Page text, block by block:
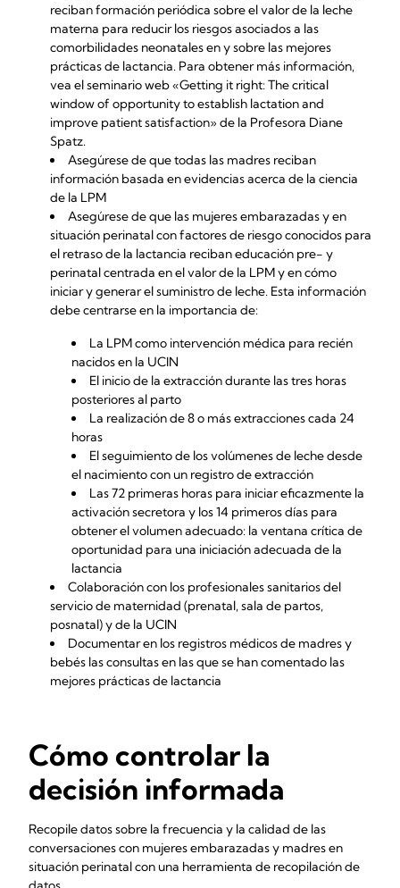
reciban formación periódica sobre el valor de la leche
materna para reducir los riesgos asociados a las
comorbilidades neonatales en y sobre las mejores
prácticas de lactancia. Para obtener más información,
vea el seminario web«Getting it right: The critical
window of opportunity to establish lactation and
improve patient satisfaction»de la Profesora Diane
Spatz.
Asegúrese de que todas las madres reciban
información basada en evidencias acerca de la ciencia
de la LPM
Asegúrese de que las mujeres embarazadas y en
situación perinatal confactores de riesgo conocidos para
el retraso de la lactancia reciban educación pre- y
perinatal centrada en el valor de la LPM y en cómo
iniciar y generar el suministro de leche. Esta información
debe centrarse en la importancia de:
La LPM como intervención médica para recién
nacidos en la UCIN
El inicio de la extracción durante las tres horas
posteriores al parto
La realización de 8 o más extracciones cada 24
horas
El seguimiento de los volúmenes de leche desde
el nacimiento con un registro de extracción
Las 72 primeras horas para iniciar eficazmente la
activación secretora y los 14 primeros días para
obtener el volumen adecuado: la ventana crítica de
oportunidad para una iniciación adecuada de la
lactancia
Colaboración con los profesionales sanitarios del
servicio de maternidad (prenatal, sala de partos,
posnatal) y de la UCIN
Documentar en los registros médicos de madres y
bebés las consultas en las que se han comentado las
mejores prácticas de lactancia
Cómo controlar la
decisión informada
Recopile datos sobre la frecuencia y la calidad de las
conversaciones con mujeres embarazadas y madres en
situación perinatal con una herramienta de recopilación de